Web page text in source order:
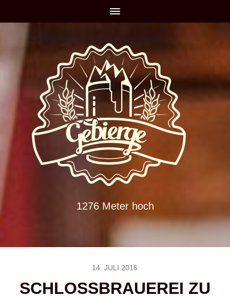
1276 Meter hoch
14. JULI 2016
SCHLOSSBRAUEREI ZU